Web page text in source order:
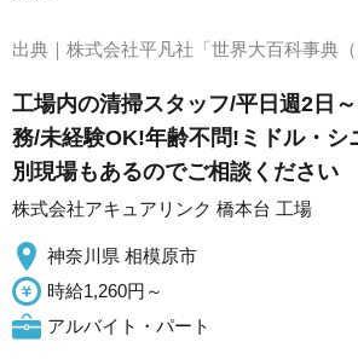
出典｜ 株式会社平凡社「世界大百科事典（
工場内の清掃スタッフ/平日週2日
務/未経験OK!年齢不問!ミドル・シ
別現場もあるのでご相談ください
株式会社アキュアリンク 橋本台 工場
神奈川県 相模原市
時給1,260円～
アルバイト・パート